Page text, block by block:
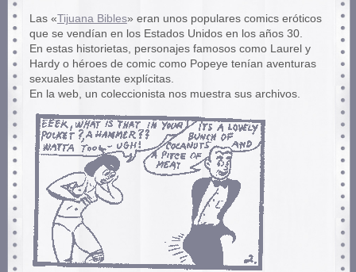
Las «Tijuana Bibles» eran unos populares comics eróticos
que se vendían en los Estados Unidos en los años 30.
En estas historietas, personajes famosos como Laurel y
Hardy o héroes de comic como Popeye tenían aventuras
sexuales bastante explícitas.
En la web, un coleccionista nos muestra sus archivos.